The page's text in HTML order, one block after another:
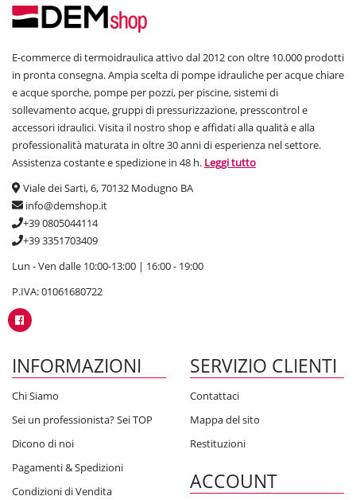
E-commerce di termoidraulica attivo dal 2012 con oltre 10.000 prodotti
in pronta consegna. Ampia scelta di pompe idrauliche per acque chiare
e acque sporche, pompe per pozzi, per piscine, sistemi di
sollevamento acque, gruppi di pressurizzazione, presscontrol e
accessori idraulici. Visita il nostro shop e affidati alla qualità e alla
professionalità maturata in oltre 30 anni di esperienza nel settore.
Assistenza costante e spedizione in 48 h. Leggi tutto
Viale dei Sarti, 6, 70132 Modugno BA
info@demshop.it
+39 0805044114
+39 3351703409
Lun - Ven dalle 10:00-13:00 | 16:00 - 19:00
P.IVA: 01061680722
INFORMAZIONI
Chi Siamo
Sei un professionista? Sei TOP
Dicono di noi
Pagamenti & Spedizioni
Condizioni di Vendita
SERVIZIO CLIENTI
Contattaci
Mappa del sito
Restituzioni
ACCOUNT